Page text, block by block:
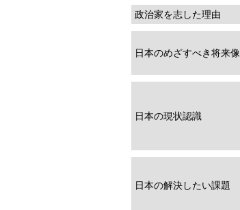
政治家を志した理由
日本のめざすべき将来像
日本の現状認識
日本の解決したい課題